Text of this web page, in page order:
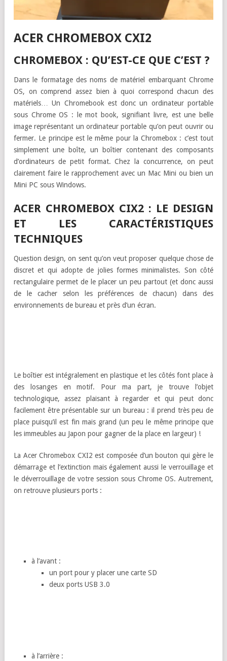
ACER CHROMEBOX CXI2
CHROMEBOX : QU’EST-CE QUE C’EST ?
Dans le formatage des noms de matériel embarquant Chrome
OS, on comprend assez bien à quoi correspond chacun des
matériels… Un Chromebook est donc un ordinateur portable
sous Chrome OS : le mot book, signifiant livre, est une belle
image représentant un ordinateur portable qu’on peut ouvrir ou
fermer. Le principe est le même pour la Chromebox : c’est tout
simplement une boîte, un boîtier contenant des composants
d’ordinateurs de petit format. Chez la concurrence, on peut
clairement faire le rapprochement avec un Mac Mini ou bien un
Mini PC sous Windows.
ACER CHROMEBOX CIX2 : LE DESIGN
ET LES CARACTÉRISTIQUES
TECHNIQUES
Question design, on sent qu’on veut proposer quelque chose de
discret et qui adopte de jolies formes minimalistes. Son côté
rectangulaire permet de le placer un peu partout (et donc aussi
de le cacher selon les préférences de chacun) dans des
environnements de bureau et près d’un écran.
Le boîtier est intégralement en plastique et les côtés font place à
des losanges en motif. Pour ma part, je trouve l’objet
technologique, assez plaisant à regarder et qui peut donc
facilement être présentable sur un bureau : il prend très peu de
place puisqu’il est fin mais grand (un peu le même principe que
les immeubles au Japon pour gagner de la place en largeur) !
La Acer Chromebox CXI2 est composée d’un bouton qui gère le
démarrage et l’extinction mais également aussi le verrouillage et
le déverrouillage de votre session sous Chrome OS. Autrement,
on retrouve plusieurs ports :
à l’avant :
un port pour y placer une carte SD
deux ports USB 3.0
à l’arrière :